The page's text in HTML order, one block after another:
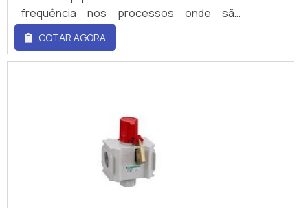
frequência nos processos onde são
instalados transmissores ou manômetros e
de mais elementos de leitura.Dessa forma,
pode-se dizer que são amplamente
assim como água, ar comprimido, ar de
exaustão, dentre outros gases no geral.Ou
seja, a válvula de manifold 5 vias pode ser
empregada em transmissores ou
manômetros com o intuito de colaborar na
COTAR AGORA